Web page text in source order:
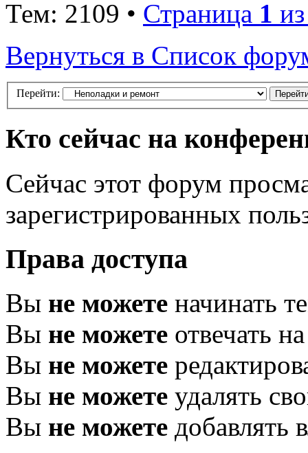
Тем: 2109 • Страница 1
Вернуться в Список
Перейти:
Кто сейчас на
Сейчас этот форум
зарегистрированных
Права доступа
Вы не можете начинать
Вы не можете отвечать
Вы не можете
Вы не можете удалять
Вы не можете добавлять